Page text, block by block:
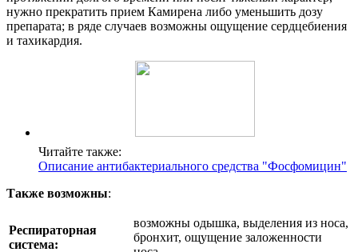
нужно прекратить прием Камирена либо уменьшить дозу
препарата; в ряде случаев возможны ощущение сердцебиения
и тахикардия.
Читайте также:
Описание антибактериального средства "Фосфомицин"
Также возможны:
Респираторная
система:
возможны одышка, выделения из носа,
бронхит, ощущение заложенности